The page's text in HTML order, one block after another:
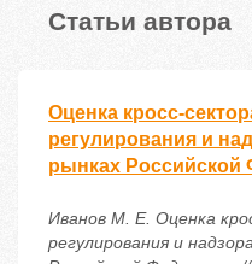
Статьи автора
Оценка кросс-
регулирования и
рынках Российской
Иванов М. Е. Оценка
регулирования и